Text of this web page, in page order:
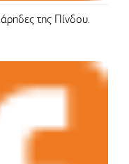
της Πίνδου.